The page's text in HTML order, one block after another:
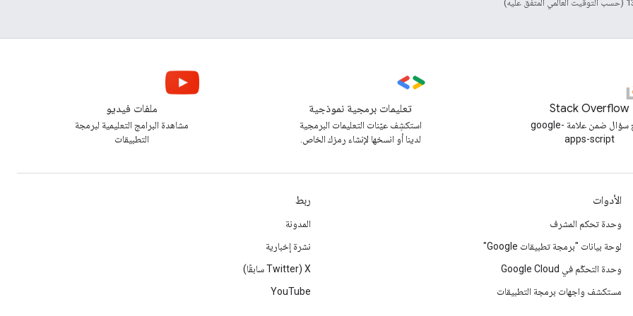
Stack Overflow
طرح سؤال ضمن علامة google-
apps-script
تعليمات برمجية نموذجية
استكشِف عيّنات التعليمات البرمجية
لدينا أو انسخها لإنشاء رمزك الخاص.
ملفات فيديو
مشاهدة البرامج التعليمية لبرمجة
التطبيقات
الأدوات
وحدة تحكم المشرف
لوحة بيانات "برمجة تطبيقات Google"
وحدة التحكّم في Google Cloud
مستكشف واجهات برمجة التطبيقات
ربط
المدونة
نشرة إخبارية
‫X ‏(Twitter سابقًا)
YouTube